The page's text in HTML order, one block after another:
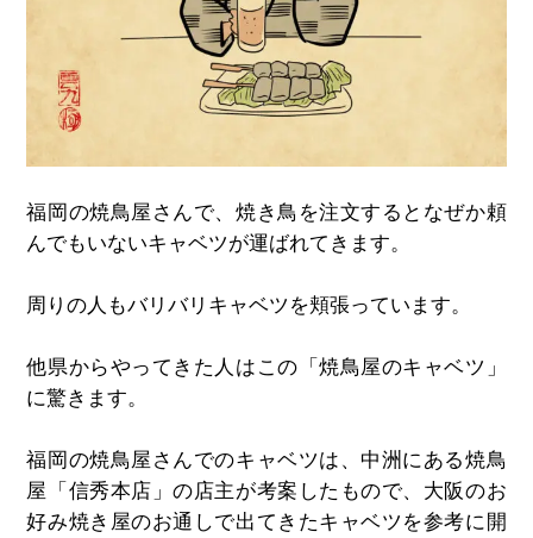
福岡の焼鳥屋さんで、焼き鳥を注文するとなぜか頼
んでもいないキャベツが運ばれてきます。
周りの人もバリバリキャベツを頬張っています。
他県からやってきた人はこの「焼鳥屋のキャベツ」
に驚きます。
福岡の焼鳥屋さんでのキャベツは、中洲にある焼鳥
屋「信秀本店」の店主が考案したもので、大阪のお
好み焼き屋のお通しで出てきたキャベツを参考に開